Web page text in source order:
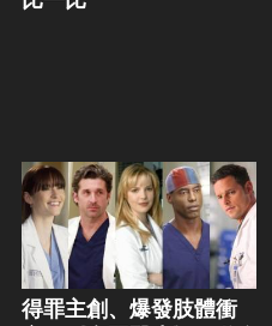
得罪主創、爆發肢體衝